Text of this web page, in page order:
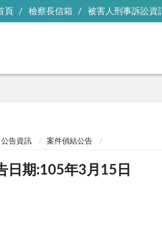
頁 檢察長信箱 被害人刑事訴訟資
公告資訊 案件偵結公告
日期:105年3月15日